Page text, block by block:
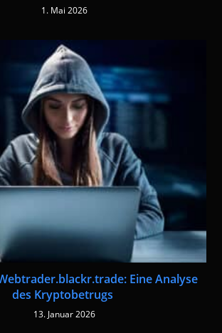
1. Mai 2026
Eine Analyse
des Kryptobetrugs
13. Januar 2026